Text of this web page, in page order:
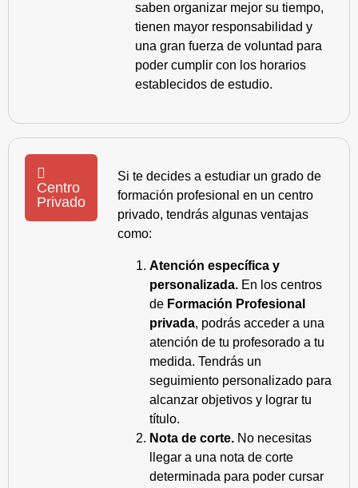
saben organizar mejor su tiempo,
tienen mayor responsabilidad y
una gran fuerza de voluntad para
poder cumplir con los horarios
establecidos de estudio.
Centro
Privado
Si te decides a estudiar un grado de
formación profesional en un centro
privado, tendrás algunas ventajas
como:
Atención específica y
personalizada. En los centros
de Formación Profesional
privada, podrás acceder a una
atención de tu profesorado a tu
medida. Tendrás un
seguimiento personalizado para
alcanzar objetivos y lograr tu
título.
Nota de corte. No necesitas
llegar a una nota de corte
determinada para poder cursar